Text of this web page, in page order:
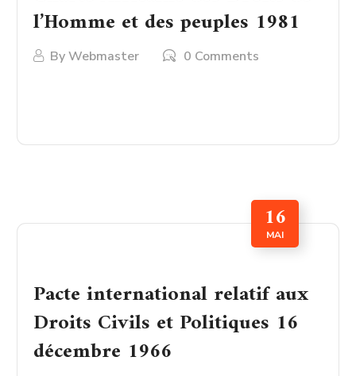
l’Homme et des peuples 1981
ByWebmaster 0 Comments
16
MAI
Pacte international relatif aux
Droits Civils et Politiques 16
décembre 1966